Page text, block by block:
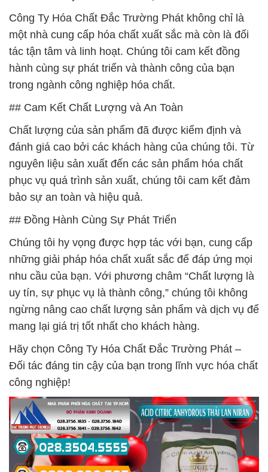
Công Ty Hóa Chất Đắc Trường Phát không chỉ là
một nhà cung cấp hóa chất xuất sắc mà còn là đối
tác tận tâm và linh hoạt. Chúng tôi cam kết đồng
hành cùng sự phát triển và thành công của bạn
trong ngành công nghiệp hóa chất.
## Cam Kết Chất Lượng và An Toàn
Chất lượng của sản phẩm đã được kiểm định và
đánh giá cao bởi các khách hàng của chúng tôi. Từ
nguyên liệu sản xuất đến các sản phẩm hóa chất
phục vụ quá trình sản xuất, chúng tôi cam kết đảm
bảo sự an toàn và hiệu quả.
## Đồng Hành Cùng Sự Phát Triển
Chúng tôi hy vọng được hợp tác với bạn, cung cấp
những giải pháp hóa chất xuất sắc để đáp ứng mọi
nhu cầu của bạn. Với phương châm “Chất lượng là
uy tín, sự phục vụ là thành công,” chúng tôi không
ngừng nâng cao chất lượng sản phẩm và dịch vụ để
mang lại giá trị tốt nhất cho khách hàng.
Hãy chọn Công Ty Hóa Chất Đắc Trường Phát –
Đối tác đáng tin cậy của bạn trong lĩnh vực hóa chất
công nghiệp!